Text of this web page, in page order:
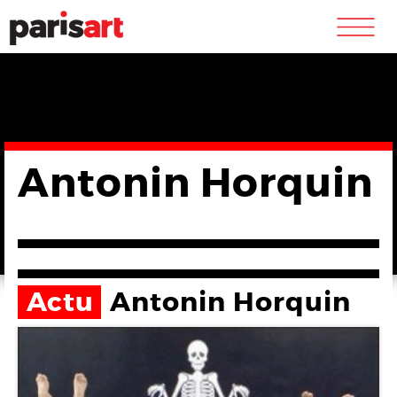
m
Antonin Horquin
Actu Antonin Horquin